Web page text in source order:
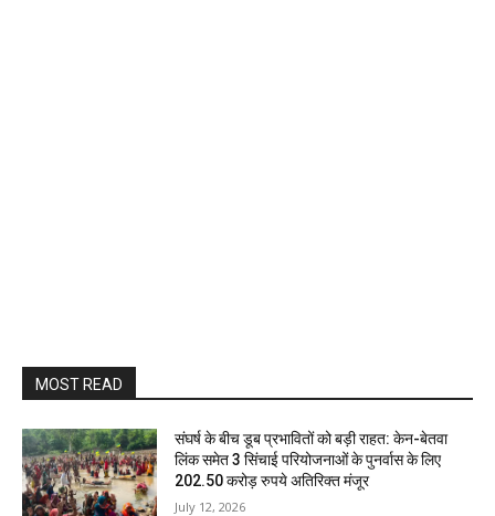
MOST READ
संघर्ष के बीच डूब प्रभावितों को बड़ी राहत: केन-बेतवा
लिंक समेत 3 सिंचाई परियोजनाओं के पुनर्वास के लिए
202.50 करोड़ रुपये अतिरिक्त मंजूर
July 12, 2026